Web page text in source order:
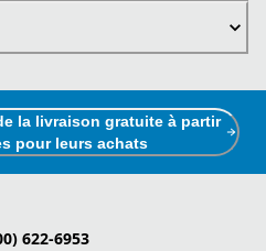
la livraison gratuite à partir
pour leurs achats
622-6953